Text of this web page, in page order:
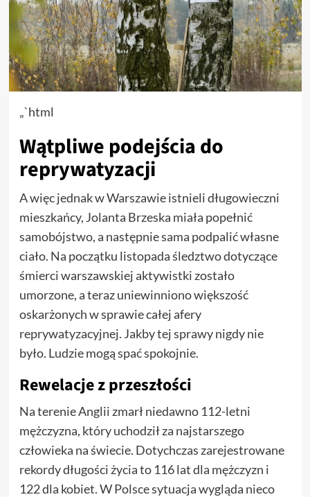
„`html
Wątpliwe podejścia do
reprywatyzacji
A więc jednak w Warszawie istnieli długowieczni
mieszkańcy, Jolanta Brzeska miała popełnić
samobójstwo, a następnie sama podpalić własne
ciało. Na początku listopada śledztwo dotyczące
śmierci warszawskiej aktywistki zostało
umorzone, a teraz uniewinniono większość
oskarżonych w sprawie całej afery
reprywatyzacyjnej. Jakby tej sprawy nigdy nie
było. Ludzie mogą spać spokojnie.
Rewelacje z przeszłości
Na terenie Anglii zmarł niedawno 112-letni
mężczyzna, który uchodził za najstarszego
człowieka na świecie. Dotychczas zarejestrowane
rekordy długości życia to 116 lat dla mężczyzn i
122 dla kobiet. W Polsce sytuacja wygląda nieco